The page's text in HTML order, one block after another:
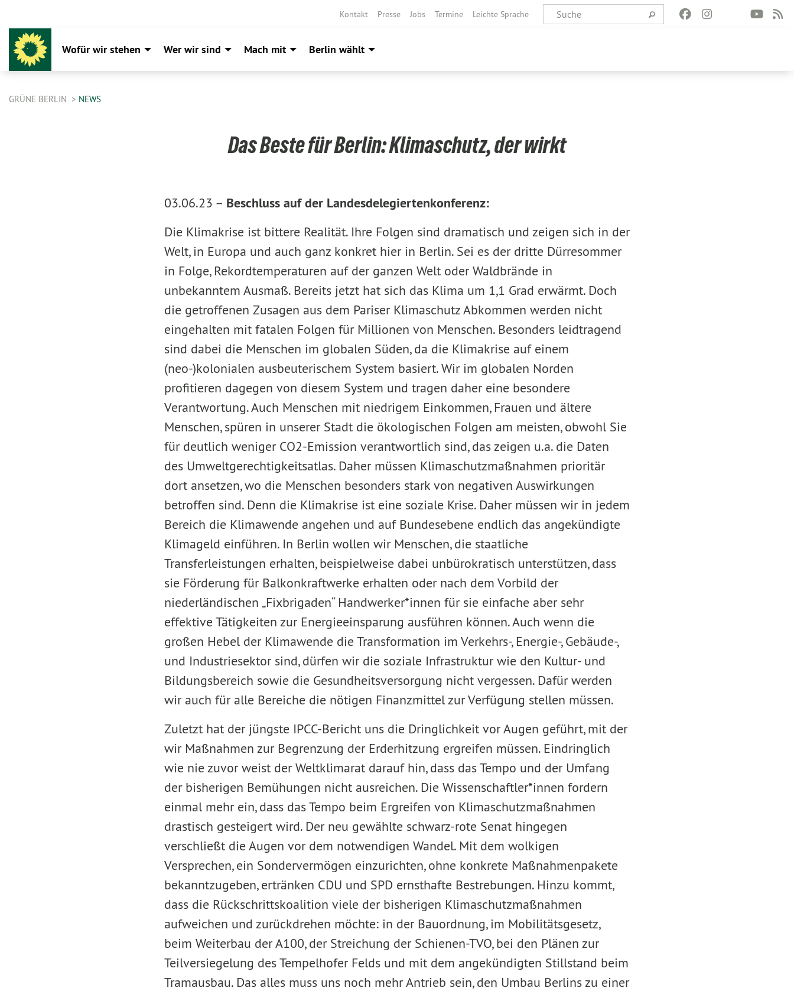
Kontakt Presse Jobs Termine Leichte Sprache
Wofür wir stehen Wer wir sind Mach mit Berlin wählt
GRÜNE BERLIN NEWS
Das Beste für Berlin: Klimaschutz, der wirkt
03.06.23 – Beschluss auf der Landesdelegiertenkonferenz:
Die Klimakrise ist bittere Realität. Ihre Folgen sind dramatisch und zeigen sich in der
Welt, in Europa und auch ganz konkret hier in Berlin. Sei es der dritte Dürresommer
in Folge, Rekordtemperaturen auf der ganzen Welt oder Waldbrände in
unbekanntem Ausmaß. Bereits jetzt hat sich das Klima um 1,1 Grad erwärmt. Doch
die getroffenen Zusagen aus dem Pariser Klimaschutz Abkommen werden nicht
eingehalten mit fatalen Folgen für Millionen von Menschen. Besonders leidtragend
sind dabei die Menschen im globalen Süden, da die Klimakrise auf einem
(neo-)kolonialen ausbeuterischem System basiert. Wir im globalen Norden
profitieren dagegen von diesem System und tragen daher eine besondere
Verantwortung. Auch Menschen mit niedrigem Einkommen, Frauen und ältere
Menschen, spüren in unserer Stadt die ökologischen Folgen am meisten, obwohl Sie
für deutlich weniger CO2-Emission verantwortlich sind, das zeigen u.a. die Daten
des Umweltgerechtigkeitsatlas. Daher müssen Klimaschutzmaßnahmen prioritär
dort ansetzen, wo die Menschen besonders stark von negativen Auswirkungen
betroffen sind. Denn die Klimakrise ist eine soziale Krise. Daher müssen wir in jedem
Bereich die Klimawende angehen und auf Bundesebene endlich das angekündigte
Klimageld einführen. In Berlin wollen wir Menschen, die staatliche
Transferleistungen erhalten, beispielweise dabei unbürokratisch unterstützen, dass
sie Förderung für Balkonkraftwerke erhalten oder nach dem Vorbild der
niederländischen „Fixbrigaden“ Handwerker*innen für sie einfache aber sehr
effektive Tätigkeiten zur Energieeinsparung ausführen können. Auch wenn die
großen Hebel der Klimawende die Transformation im Verkehrs-, Energie-, Gebäude-,
und Industriesektor sind, dürfen wir die soziale Infrastruktur wie den Kultur- und
Bildungsbereich sowie die Gesundheitsversorgung nicht vergessen. Dafür werden
wir auch für alle Bereiche die nötigen Finanzmittel zur Verfügung stellen müssen.
Zuletzt hat der jüngste IPCC-Bericht uns die Dringlichkeit vor Augen geführt, mit der
wir Maßnahmen zur Begrenzung der Erderhitzung ergreifen müssen. Eindringlich
wie nie zuvor weist der Weltklimarat darauf hin, dass das Tempo und der Umfang
der bisherigen Bemühungen nicht ausreichen. Die Wissenschaftler*innen fordern
einmal mehr ein, dass das Tempo beim Ergreifen von Klimaschutzmaßnahmen
drastisch gesteigert wird. Der neu gewählte schwarz-rote Senat hingegen
verschließt die Augen vor dem notwendigen Wandel. Mit dem wolkigen
Versprechen, ein Sondervermögen einzurichten, ohne konkrete Maßnahmenpakete
bekanntzugeben, ertränken CDU und SPD ernsthafte Bestrebungen. Hinzu kommt,
dass die Rückschrittskoalition viele der bisherigen Klimaschutzmaßnahmen
aufweichen und zurückdrehen möchte: in der Bauordnung, im Mobilitätsgesetz,
beim Weiterbau der A100, der Streichung der Schienen-TVO, bei den Plänen zur
Teilversiegelung des Tempelhofer Felds und mit dem angekündigten Stillstand beim
Tramausbau. Das alles muss uns noch mehr Antrieb sein, den Umbau Berlins zu einer